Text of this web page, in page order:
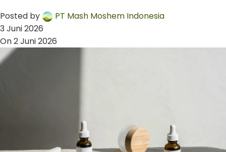
Posted by
PT Mash Moshem Indonesia
3 Juni 2026
On 2 Juni 2026